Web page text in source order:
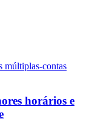
múltiplas-contas
horários e